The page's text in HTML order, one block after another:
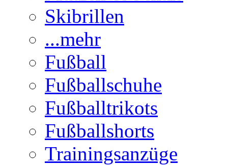
Skibrillen
...mehr
Fußball
Fußballschuhe
Fußballtrikots
Fußballshorts
Trainingsanzüge